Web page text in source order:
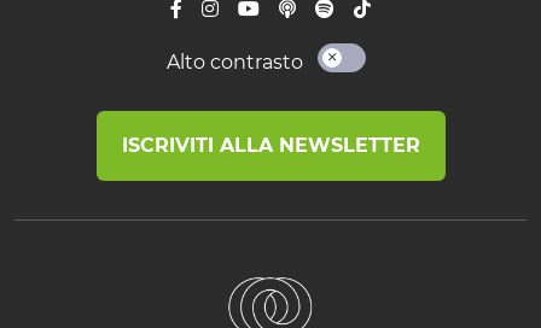
Alto contrasto
ISCRIVITI ALLA NEWSLETTER